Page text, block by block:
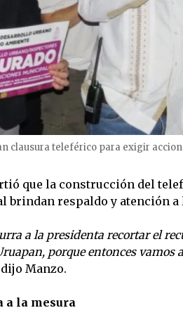
clausura teleférico para exigir
que la construcción del
brindan respaldo y atención
a la presidenta recortar el
porque entonces vamos
Manzo.
a la mesura